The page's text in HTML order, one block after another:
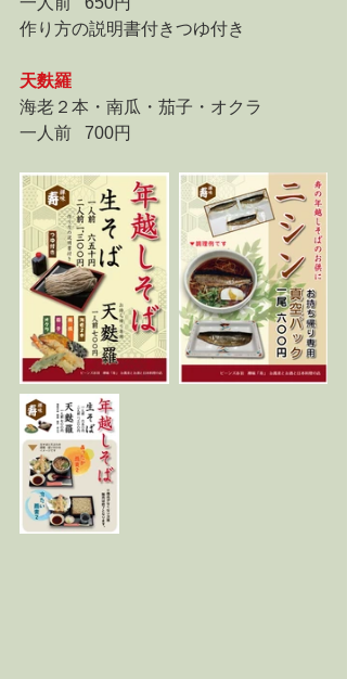
作り方の説明書付きつゆ付き
天麩羅
海老２本・南瓜・茄子・オクラ
一人前   700円